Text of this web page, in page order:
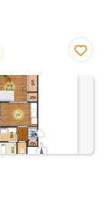
に入